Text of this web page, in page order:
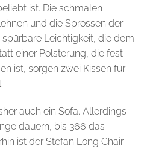
ist. Die schmalen
und die Sprossen der
Leichtigkeit, die dem
einer Polsterung, die fest
ist, sorgen zwei Kissen für
auch ein Sofa. Allerdings
dauern, bis 366 das
ist der Stefan Long Chair